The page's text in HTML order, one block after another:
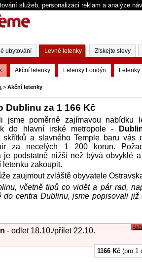
služeb, personalizaci reklam a analýze
> Akční letenky
Dublinu za 1 166 Kč
jsme poměrně zajímavou nabídku
do hlavní irské metropole -
skřítků a slavného Temple baru vás
za necelých 1 200 korun.
je podstatně nižší než bývá obvyklé
letenku zakoupit.
zaujmout zvláště obyvatele
včetně tipů co vidět a pár rad,
do centra Dublinu, jsme popisovali již
- odlet 18.10./přílet 22.10.
1166 Kč (pro 1
ubytování Levné letenky
Akční letenky Letenky Londýn Letenky
Získejte slevy